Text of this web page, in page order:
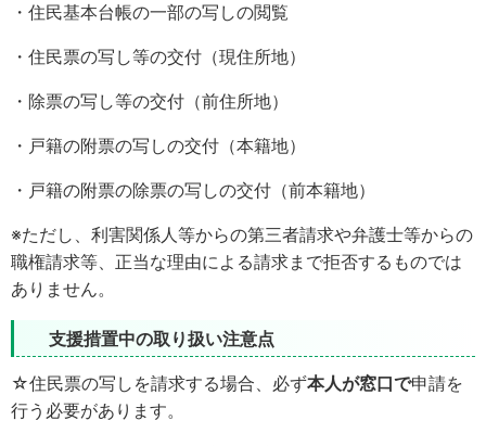
・住民基本台帳の一部の写しの閲覧
・住民票の写し等の交付（現住所地）
・除票の写し等の交付（前住所地）
・戸籍の附票の写しの交付（本籍地）
・戸籍の附票の除票の写しの交付（前本籍地）
※ただし、利害関係人等からの第三者請求や弁護士等からの
職権請求等、正当な理由による請求まで拒否するものでは
ありません。
支援措置中の取り扱い注意点
☆住民票の写しを請求する場合、必ず本人が窓口で申請を
行う必要があります。